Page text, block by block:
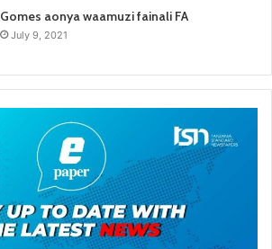
Gomes aonya waamuzi fainali FA
July 9, 2021